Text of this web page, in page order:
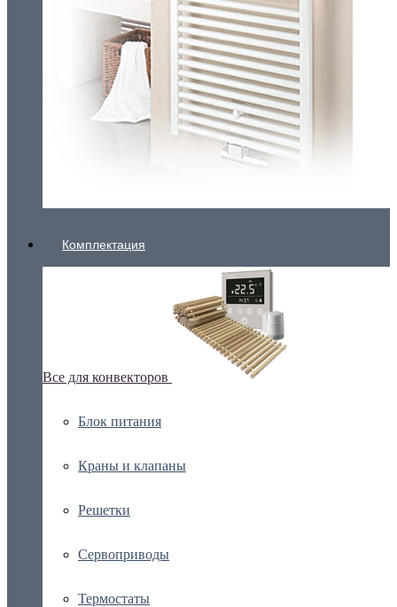
Комплектация
Все для конвекторов
Блок питания
Краны и клапаны
Решетки
Сервоприводы
Термостаты